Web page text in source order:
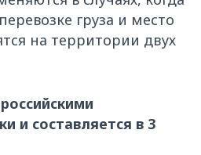
груза и место
на территории двух
и составляется в 3